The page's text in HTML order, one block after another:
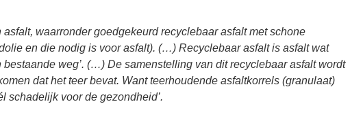
asfalt, waarronder goedgekeurd recyclebaar asfalt met schone
en die nodig is voor asfalt). (…) Recyclebaar asfalt is asfalt wat
weg’. (…) De samenstelling van dit recyclebaar asfalt wordt
dat het teer bevat. Want teerhoudende asfaltkorrels (granulaat)
schadelijk voor de gezondheid’.